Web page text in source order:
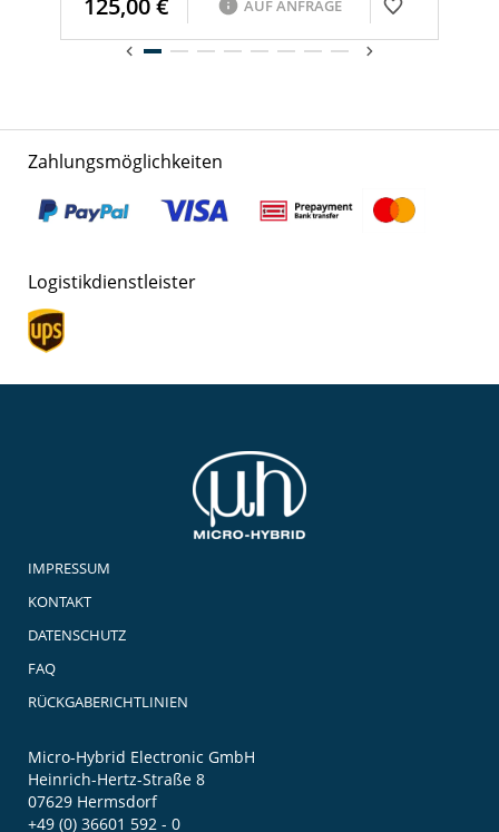
AUF ANFRAGE
Zahlungsmöglichkeiten
Logistikdienstleister
IMPRESSUM
KONTAKT
DATENSCHUTZ
FAQ
RÜCKGABERICHTLINIEN
Micro-Hybrid Electronic GmbH
Heinrich-Hertz-Straße 8
07629 Hermsdorf
+49 (0) 36601 592 - 0